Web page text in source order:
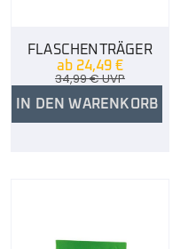
FLASCHENTRÄGER
ab 24,49 €
34,99€UVP
IN DEN WARENKORB